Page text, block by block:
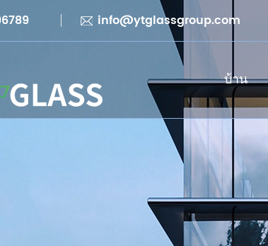
info@ytglassgroup.com
บ้าน